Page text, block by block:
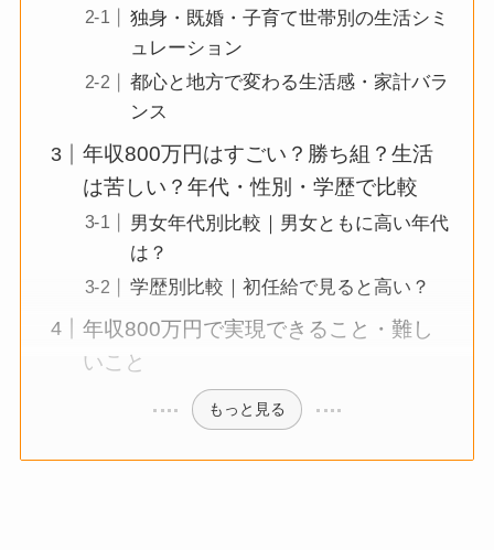
独身・既婚・子育て世帯別の生活シミ
ュレーション
都心と地方で変わる生活感・家計バラ
ンス
年収800万円はすごい？勝ち組？生活
は苦しい？年代・性別・学歴で比較
男女年代別比較｜男女ともに高い年代
は？
学歴別比較｜初任給で見ると高い？
年収800万円で実現できること・難し
いこと
もっと見る